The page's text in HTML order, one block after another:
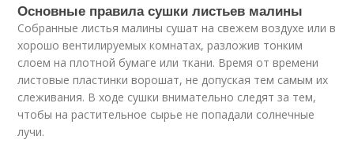
Основные правила сушки листьев малины
Собранные листья малины сушат на свежем воздухе или в
хорошо вентилируемых комнатах, разложив тонким
слоем на плотной бумаге или ткани. Время от времени
листовые пластинки ворошат, не допуская тем самым их
слеживания. В ходе сушки внимательно следят за тем,
чтобы на растительное сырье не попадали солнечные
лучи.